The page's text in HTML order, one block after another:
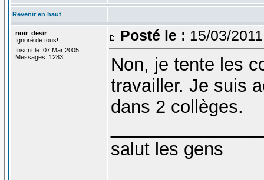
Revenir en haut
noir_desir
Ignoré de tous!
Inscrit le: 07 Mar 2005
Messages: 1283
Posté le : 15/03/
Non, je tente les
travailler. Je suis
dans 2 collèges.
salut les gens